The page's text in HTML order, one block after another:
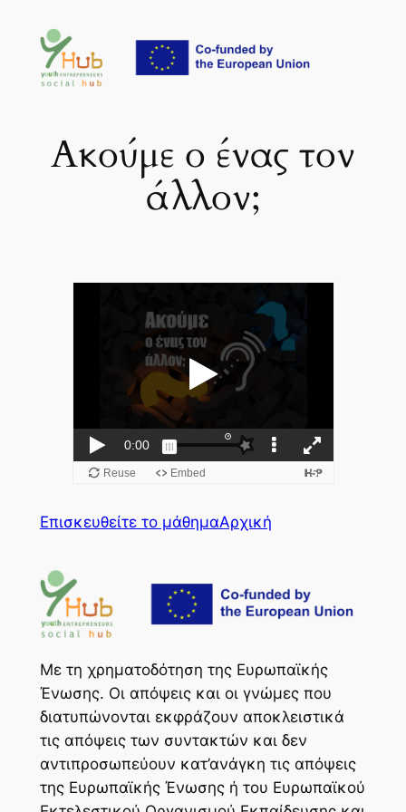
περιεχόμενο
Ακούμε ο ένας τον
άλλον;
Επισκευθείτε το μάθημαΑρχική
Με τη χρηματοδότηση της Ευρωπαϊκής
Ένωσης. Οι απόψεις και οι γνώμες που
διατυπώνονται εκφράζουν αποκλειστικά
τις απόψεις των συντακτών και δεν
αντιπροσωπεύουν κατ’ανάγκη τις απόψεις
της Ευρωπαϊκής Ένωσης ή του Ευρωπαϊκού